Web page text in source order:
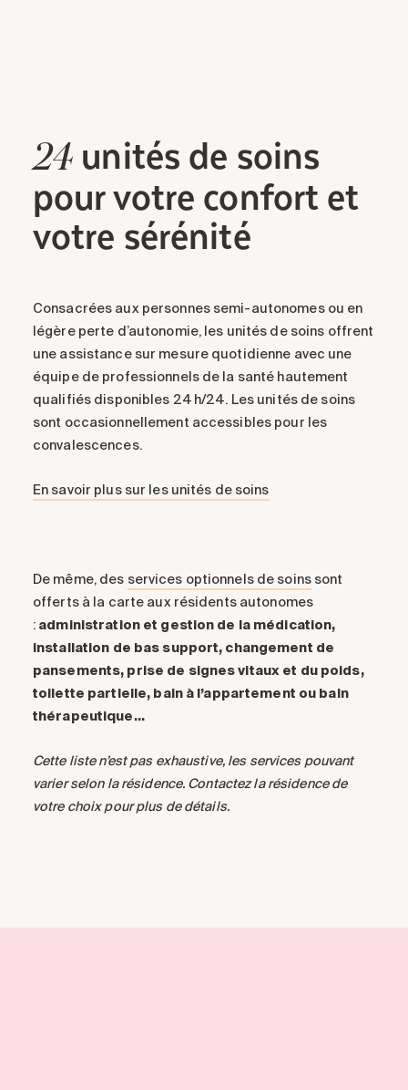
24 unitésde soins
pour votre confort et
votre sérénité
Consacrées aux personnes semi-autonomes ou en
légère perte d’autonomie, les unités de soins offrent
une assistance sur mesure quotidienne avec une
équipe de professionnels de la santé hautement
qualifiés disponibles 24 h/24. Les unités de soins
sont occasionnellement accessibles pour les
convalescences.
En savoir plus sur les unités de soins
De même, des services optionnels de soinssont
offerts à la carte aux résidents autonomes
: administration et gestion de la médication,
installation de bas support, changement de
pansements, prise de signes vitaux et du poids,
toilette partielle, bain à l’appartement ou bain
thérapeutique…
Cette liste n’est pas exhaustive, les services pouvant
varier selon la résidence. Contactez la résidence de
votre choix pour plus de détails.